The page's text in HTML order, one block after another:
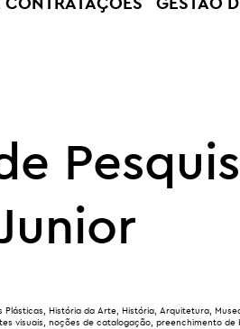
História da Arte, História, Arquitetura,
visuais, noções de catalogação, preenchimento